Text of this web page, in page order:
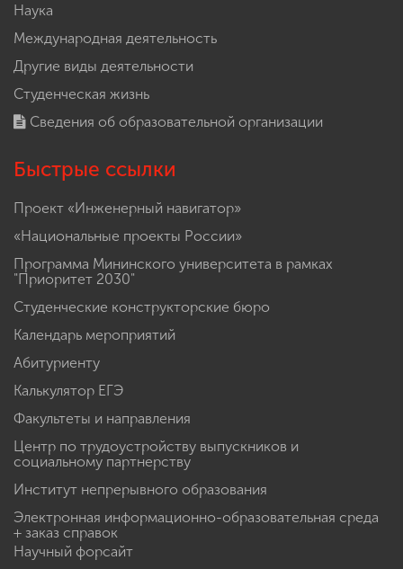
Наука
Международная деятельность
Другие виды деятельности
Студенческая жизнь
Сведения об образовательной организации
Быстрые ссылки
Проект «Инженерный навигатор»
«Национальные проекты России»
Программа Мининского университета в рамках
"Приоритет 2030"
Студенческие конструкторские бюро
Календарь мероприятий
Абитуриенту
Калькулятор ЕГЭ
Факультеты и направления
Центр по трудоустройству выпускников и
социальному партнерству
Институт непрерывного образования
Электронная информационно-образовательная среда
+ заказ справок
Научный форсайт